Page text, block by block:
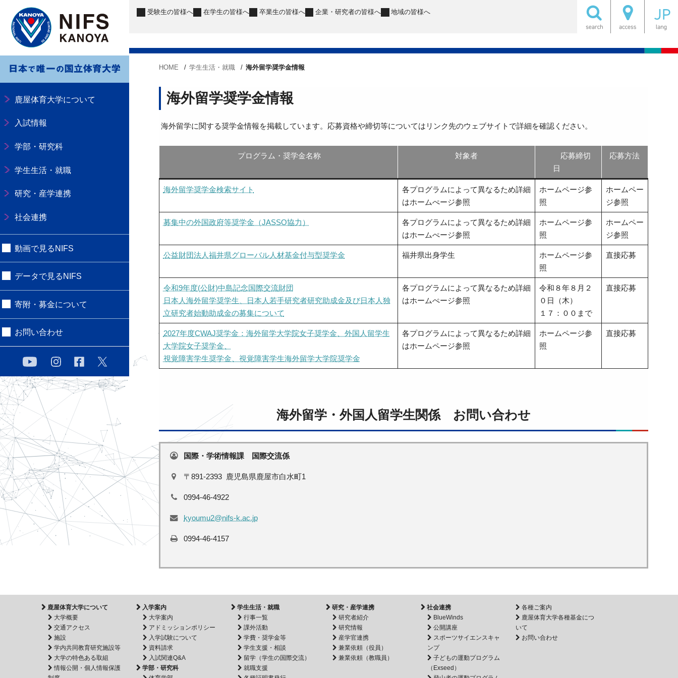
鹿屋体育大学について
入試情報
学部・研究科
学生生活・就職
研究・産学連携
社会連携
動画で見るNIFS
データで見るNIFS
寄附・募金について
お問い合わせ
受験生の皆様へ 在学生の皆様へ 卒業生の皆様へ 企業・研究者の皆様へ 地域の皆様へ
HOME 学生生活・就職 海外留学奨学金情報
海外留学奨学金情報
海外留学に関する奨学金情報を掲載しています。応募資格や締切等についてはリンク先のウェブサイトで詳細を確認ください。
プログラム・奨学金名称 対象者
応募締切
日
応募方法
海外留学奨学金検索サイト
各プログラムによって異なるため詳細
はホームぺージ参照
ホームページ参
照
ホームペー
ジ参照
募集中の外国政府等奨学金（JASSO協力）
各プログラムによって異なるため詳細
はホームぺージ参照
ホームページ参
照
ホームペー
ジ参照
公益財団法人福井県グローバル人材基金付与型奨学金 福井県出身学生
ホームページ参
照
直接応募
令和9年度(公財)中島記念国際交流財団
日本人海外留学奨学生、日本人若手研究者研究助成金及び日本人独
立研究者始動助成金の募集について
各プログラムによって異なるため詳細
はホームぺージ参照
令和８年８月２
０日（木）
１７：００まで
直接応募
2027年度CWAJ奨学金：海外留学大学院女子奨学金、外国人留学生
大学院女子奨学金、
視覚障害学生奨学金、視覚障害学生海外留学大学院奨学金
各プログラムによって異なるため詳細
はホームページ参照
ホームページ参
照
直接応募
海外留学・外国人留学生関係 お問い合わせ
国際・学術情報課 国際交流係
891-2393 鹿児島県鹿屋市白水町1
0994-46-4922
kyoumu2@nifs-k.ac.jp
0994-46-4157
鹿屋体育大学について
大学概要
交通アクセス
施設
学内共同教育研究施設等
大学の特色ある取組
情報公開・個人情報保護
入学案内
大学案内
アドミッションポリシー
入学試験について
資料請求
入試関連Q&A
学部・研究科
学生生活・就職
行事一覧
課外活動
学費・奨学金等
学生支援・相談
留学（学生の国際交流）
就職支援
研究・産学連携
研究者紹介
研究情報
産学官連携
兼業依頼（役員）
兼業依頼（教職員）
社会連携
BlueWinds
公開講座
スポーツサイエンスキャ
ンプ
子どもの運動プログラム
（Exseed）
各種ご案内
鹿屋体育大学各種基金につ
いて
お問い合わせ